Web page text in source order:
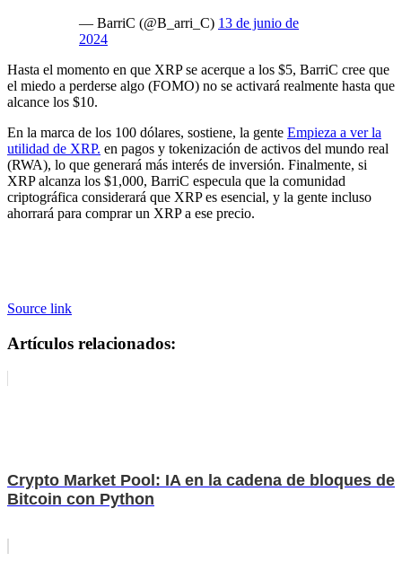
— BarriC (@B_arri_C) 13 de junio de
2024
Hasta el momento en que XRP se acerque a los $5, BarriC cree que
el miedo a perderse algo (FOMO) no se activará realmente hasta que
alcance los $10.
En la marca de los 100 dólares, sostiene, la gente Empieza a ver la
utilidad de XRP. en pagos y tokenización de activos del mundo real
(RWA), lo que generará más interés de inversión. Finalmente, si
XRP alcanza los $1,000, BarriC especula que la comunidad
criptográfica considerará que XRP es esencial, y la gente incluso
ahorrará para comprar un XRP a ese precio.
Source link
Artículos relacionados:
Crypto Market Pool: IA en la cadena de bloques de
Bitcoin con Python